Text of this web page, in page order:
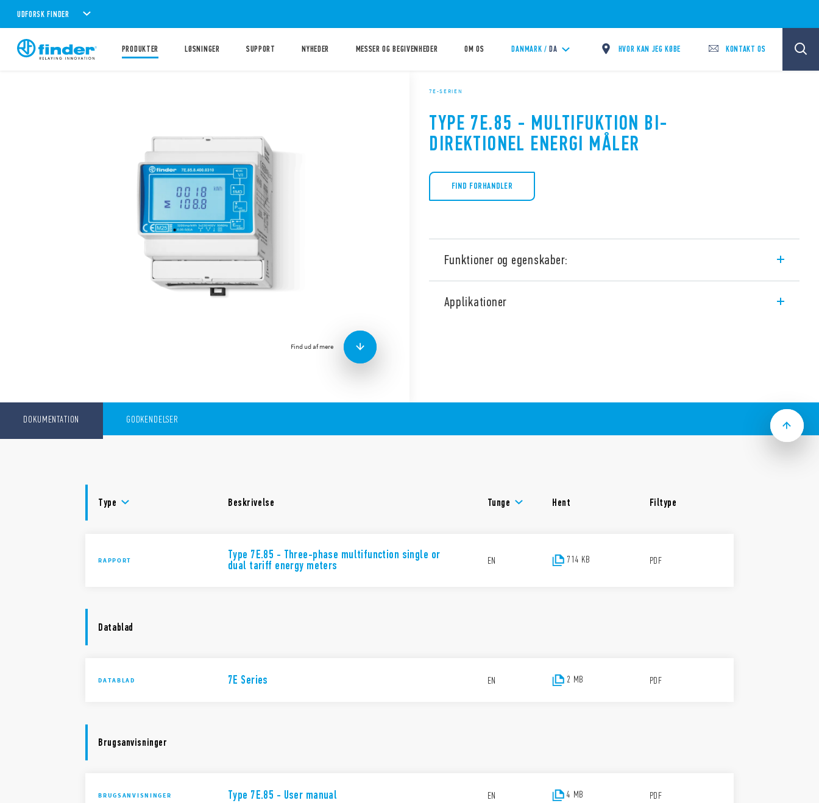
UDFORSK FINDER
PRODUKTER LØSNINGER SUPPORT NYHEDER MESSER OG BEGIVENHEDER OM OS DANMARK / DA HVOR KAN JEG KØBE KONTAKT OS
Find ud af mere
7E-SERIEN
TYPE 7E.85 - MULTIFUKTION BI-
DIREKTIONEL ENERGI MÅLER
FIND FORHANDLER
Funktioner og egenskaber:
tariff systemer, kompatibel med 3- eller 4 leder 3-faset systemer. Den
er MID certifiseret op til 70°C med nøjagtigheds klasse C og , og
7E.85.8.400.0312)
Applikationer
DOKUMENTATION GODKENDELSER
Type Beskrivelse Tunge Hent Filtype
RAPPORT Type 7E.85 - Three-phase multifunction single or
dual tariff energy meters EN 714 KB PDF
Datablad
DATABLAD 7E Series EN 2 MB PDF
Brugsanvisninger
BRUGSANVISNINGER Type 7E.85 - User manual EN 4 MB PDF